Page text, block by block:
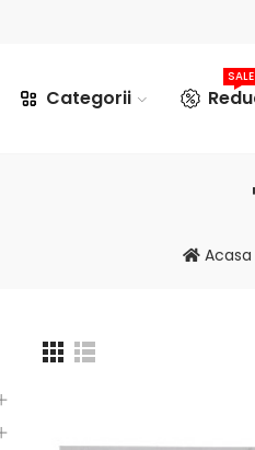
Categorii
SALE
Acasa